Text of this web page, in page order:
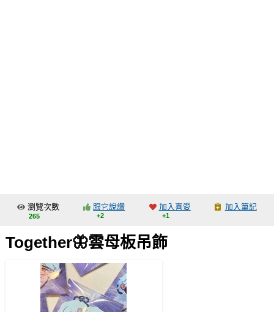
交流中心
攤位轉讓區
會員中心
註冊會員
瀏覽次數
265
跟它說讚
+2
加入喜愛
+1
加入筆記
Together🦋雲母板吊飾